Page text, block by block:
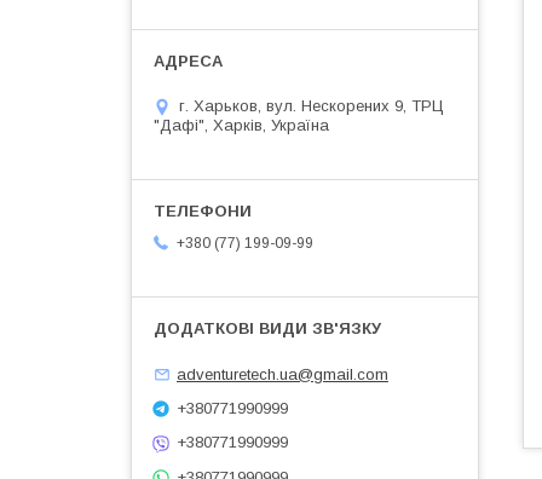
г. Харьков, вул. Нескорених 9, ТРЦ
"Дафі", Харків, Україна
+380 (77) 199-09-99
adventuretech.ua@gmail.com
+380771990999
+380771990999